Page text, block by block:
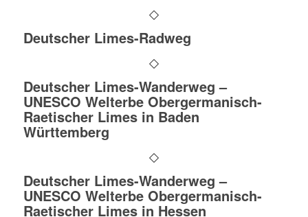
Deutscher Limes-Radweg
Deutscher Limes-Wanderweg –
UNESCO Welterbe Obergermanisch-
Raetischer Limes in Baden
Württemberg
Deutscher Limes-Wanderweg –
UNESCO Welterbe Obergermanisch-
Raetischer Limes in Hessen